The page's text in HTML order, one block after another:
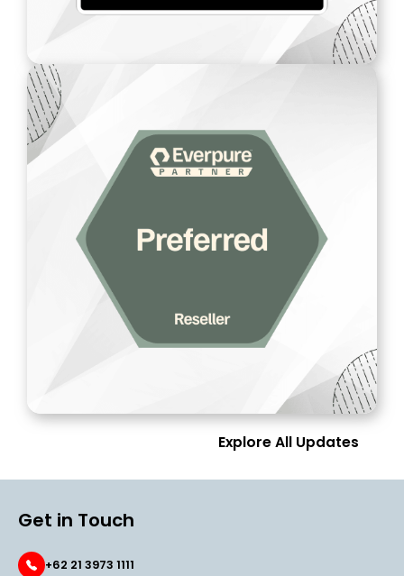
Explore All Updates
Get in Touch
+62 21 3973 1111